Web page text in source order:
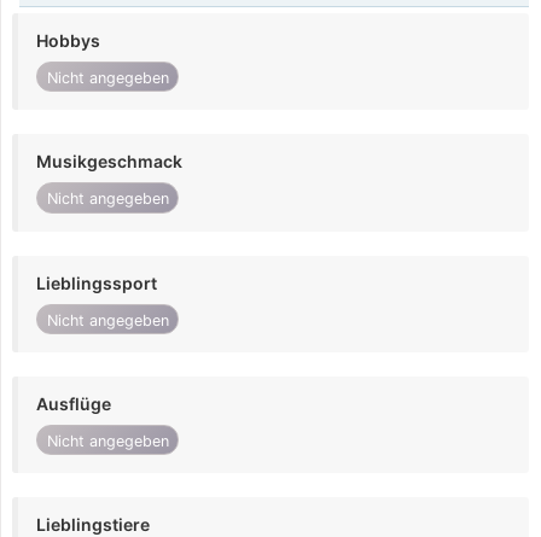
Hobbys
Nicht angegeben
Musikgeschmack
Nicht angegeben
Lieblingssport
Nicht angegeben
Ausflüge
Nicht angegeben
Lieblingstiere